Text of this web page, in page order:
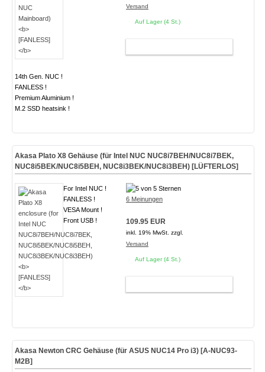
14th Gen. NUC !
FANLESS !
Premium Aluminium !
M.2 SSD heatsink !
Versand
Auf Lager (4 St.)
Akasa Plato X8 Gehäuse (für Intel NUC NUC8i7BEH/NUC8i7BEK,
NUC8i5BEK/NUC8i5BEH, NUC8i3BEK/NUC8i3BEH) [LÜFTERLOS]
For Intel NUC !
FANLESS !
VESA Mount !
Front USB !
6 Meinungen
109.95 EUR
inkl. 19% MwSt. zzgl.
Versand
Auf Lager (4 St.)
Akasa Newton CRC Gehäuse (für ASUS NUC14 Pro i3) [A-NUC93-
M2B]